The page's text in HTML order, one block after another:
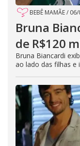
BEBÊ MAMÃE/
Bruna
de R$120
Bruna Biancardi
ao lado das filhas e